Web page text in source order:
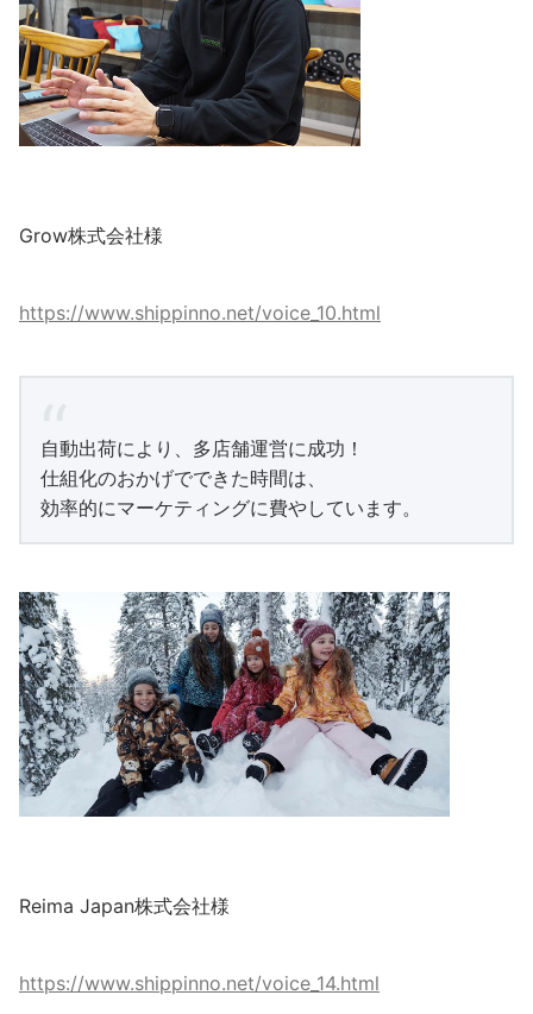
Grow株式会社様
https://www.shippinno.net/voice_10.html
自動出荷により、多店舗運営に成功！
仕組化のおかげでできた時間は、
効率的にマーケティングに費やしています。
Reima Japan株式会社様
https://www.shippinno.net/voice_14.html